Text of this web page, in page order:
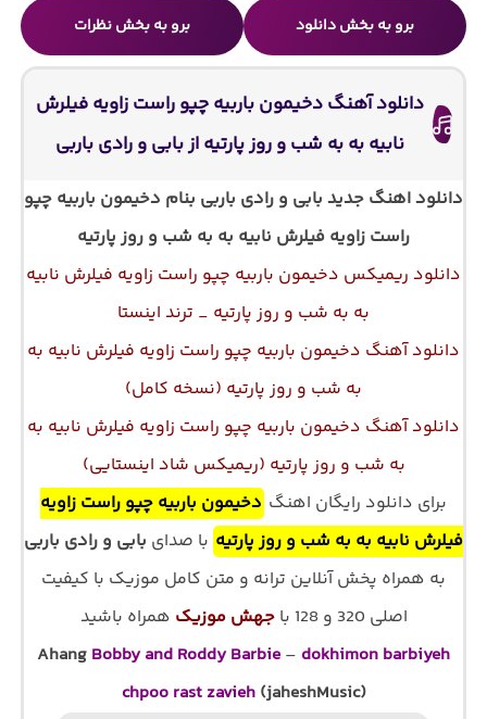
برو به بخش دانلود برو به بخش نظرات
دانلود آهنگ دخیمون باربیه چپو راست زاویه فیلرش
نابیه به به شب و روز پارتیه از بابی و رادی باربی
دانلود اهنگ جدید بابی و رادی باربی بنام دخیمون باربیه چپو
راست زاویه فیلرش نابیه به به شب و روز پارتیه
دانلود ریمیکس دخیمون باربیه چپو راست زاویه فیلرش نابیه
به به شب و روز پارتیه _ ترند اینستا
دانلود آهنگ دخیمون باربیه چپو راست زاویه فیلرش نابیه به
به شب و روز پارتیه (نسخه کامل)
دانلود آهنگ دخیمون باربیه چپو راست زاویه فیلرش نابیه به
به شب و روز پارتیه (ریمیکس شاد اینستایی)
برای دانلود رایگان اهنگ دخیمون باربیه چپو راست زاویه
فیلرش نابیه به به شب و روز پارتیه با صدای بابی و رادی باربی
به همراه پخش آنلاین ترانه و متن کامل موزیک با کیفیت
اصلی 320 و 128 با
جهش موزیک همراه باشید
Ahang Bobby and Roddy Barbie – dokhimon barbiyeh
chpoo rast zavieh(jaheshMusic)